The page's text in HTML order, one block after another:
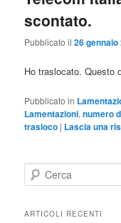
scontato.
Pubblicato il26 gennaio
Ho traslocato. Questo
Pubblicato in
Lamentazioni,numero
trasloco | Lascia una
e
c
ARTICOLI RECENTI